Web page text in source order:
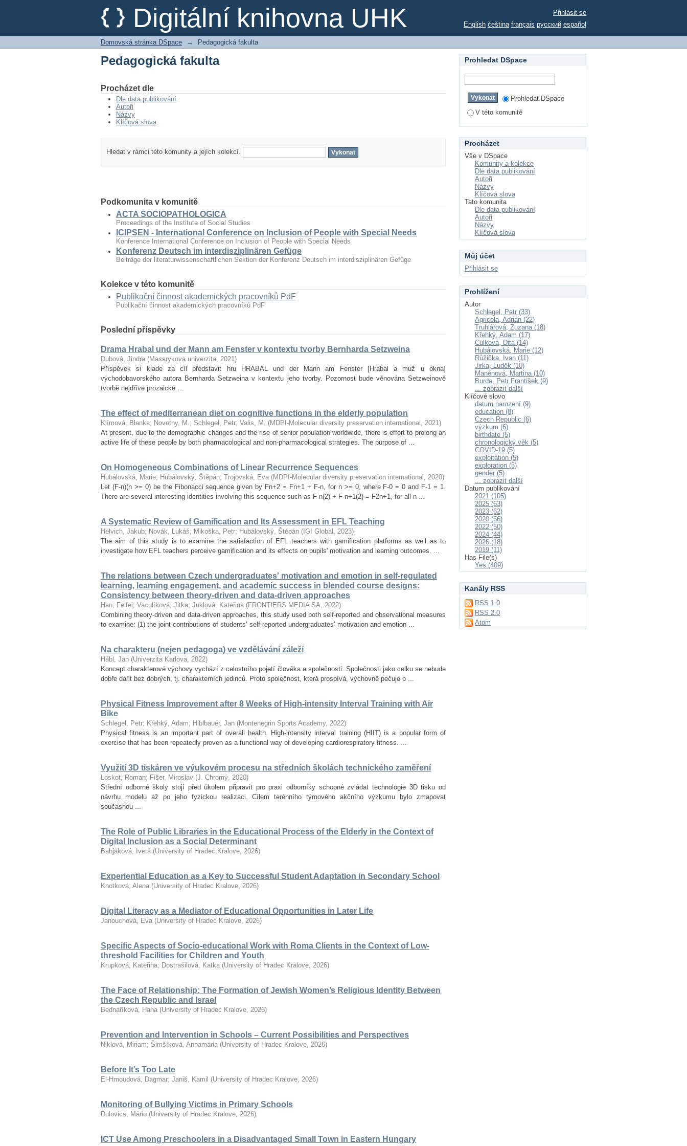
Digitální knihovna UHK
Pedagogická fakulta
Přihlásit se
English čeština français русский español
Domovská stránka DSpace → Pedagogická fakulta
Pedagogická fakulta
Procházet dle
Dle data publikování
Autoři
Názvy
Klíčová slova
Hledat v rámci této komunity a jejích kolekcí.
Podkomunita v komunitě
ACTA SOCIOPATHOLOGICA
Proceedings of the Institute of Social Studies
ICIPSEN - International Conference on Inclusion of People with Special Needs
Konference International Conference on Inclusion of People with Special Needs
Konferenz Deutsch im interdisziplinären Gefüge
Beiträge der literaturwissenschaftlichen Sektion der Konferenz Deutsch im interdisziplinären Gefüge
Kolekce v této komunitě
Publikační činnost akademických pracovníků PdF
Publikační činnost akademických pracovníků PdF
Poslední příspěvky
Drama Hrabal und der Mann am Fenster v kontextu tvorby Bernharda Setzweina
Dubová, Jindra (Masarykova univerzita, 2021)
Příspěvek si klade za cíl představit hru HRABAL und der Mann am Fenster [Hrabal a muž u okna]
východobavorského autora Bernharda Setzweina v kontextu jeho tvorby. Pozornost bude věnována Setzweinově
tvorbě nejdříve prozaické ...
The effect of mediterranean diet on cognitive functions in the elderly population
Klímová, Blanka; Novotny, M.; Schlegel, Petr; Valis, M. (MDPI-Molecular diversity preservation international , 2021)
At present, due to the demographic changes and the rise of senior population worldwide, there is effort to prolong an
active life of these people by both pharmacological and non‐pharmacological strategies. The purpose of ...
On Homogeneous Combinations of Linear Recurrence Sequences
Hubálovská, Marie; Hubálovský, Štěpán; Trojovská, Eva (MDPI-Molecular diversity preservation international , 2020)
Let (F-n)(n >= 0) be the Fibonacci sequence given by Fn+2 = Fn+1 + F-n, for n >= 0, where F-0 = 0 and F-1 = 1.
There are several interesting identities involving this sequence such as F-n(2) + F-n+1(2) = F2n+1, for all n ...
A Systematic Review of Gamification and Its Assessment in EFL Teaching
Helvich, Jakub; Novák, Lukáš; Mikoška, Petr; Hubálovský, Štěpán ( IGI Global , 2023)
The aim of this study is to examine the satisfaction of EFL teachers with gamification platforms as well as to
investigate how EFL teachers perceive gamification and its effects on pupils' motivation and learning outcomes. ...
The relations between Czech undergraduates' motivation and emotion in self-regulated
learning, learning engagement, and academic success in blended course designs:
Consistency between theory-driven and data-driven approaches
Han, Feifei; Vaculíková, Jitka; Juklová, Kateřina (FRONTIERS MEDIA SA, 2022)
Combining theory-driven and data-driven approaches, this study used both self-reported and observational measures
to examine: (1) the joint contributions of students’ self-reported undergraduates’ motivation and emotion ...
Na charakteru (nejen pedagoga) ve vzdělávání záleží
Hábl, Jan (Univerzita Karlova, 2022)
Koncept charakterové výchovy vychází z celostního pojetí člověka a společnosti. Společnosti jako celku se nebude
dobře dařit bez dobrých, tj. charakterních jedinců. Proto společnost, která prospívá, výchovně pečuje o ...
Physical Fitness Improvement after 8 Weeks of High-intensity Interval Training with Air
Bike
Schlegel, Petr; Křehký, Adam; Hiblbauer, Jan (Montenegrin Sports Academy, 2022)
Physical fitness is an important part of overall health. High-intensity interval training (HIIT) is a popular form of
exercise that has been repeatedly proven as a functional way of developing cardiorespiratory fitness. ...
Využití 3D tiskáren ve výukovém procesu na středních školách technického zaměření
Loskot, Roman; Fišer, Miroslav (J. Chromý, 2020)
Střední odborné školy stojí před úkolem připravit pro praxi odborníky schopné zvládat technologie 3D tisku od
návrhu modelu až po jeho fyzickou realizaci. Cílem terénního týmového akčního výzkumu bylo zmapovat
současnou ...
The Role of Public Libraries in the Educational Process of the Elderly in the Context of
Digital Inclusion as a Social Determinant
Babjaková, Iveta (University of Hradec Kralove, 2026)
Experiential Education as a Key to Successful Student Adaptation in Secondary School
Knotková, Alena (University of Hradec Kralove, 2026)
Digital Literacy as a Mediator of Educational Opportunities in Later Life
Janouchová, Eva (University of Hradec Kralove, 2026)
Specific Aspects of Socio-educational Work with Roma Clients in the Context of Low-
threshold Facilities for Children and Youth
Krupková, Kateřina; Dostrašilová, Katka (University of Hradec Kralove, 2026)
The Face of Relationship: The Formation of Jewish Women’s Religious Identity Between
the Czech Republic and Israel
Bednaříková, Hana (University of Hradec Kralove, 2026)
Prevention and Intervention in Schools – Current Possibilities and Perspectives
Niklová, Miriam; Šimšíková, Annamária (University of Hradec Kralove, 2026)
Before It’s Too Late
El-Hmoudová, Dagmar; Janiš, Kamil (University of Hradec Kralove, 2026)
Monitoring of Bullying Victims in Primary Schools
Dulovics, Mário (University of Hradec Kralove, 2026)
ICT Use Among Preschoolers in a Disadvantaged Small Town in Eastern Hungary
Prohledat DSpace
Prohledat DSpace
V této komunitě
Procházet
Vše v DSpace
Komunity a kolekce
Dle data publikování
Autoři
Názvy
Klíčová slova
Tato komunita
Dle data publikování
Autoři
Názvy
Klíčová slova
Můj účet
Přihlásit se
Prohlížení
Autor
Schlegel, Petr (33)
Agricola, Adrián (22)
Truhlářová, Zuzana (18)
Křehký, Adam (17)
Culková, Dita (14)
Hubálovská, Marie (12)
Růžička, Ivan (11)
Jirka, Luděk (10)
Maněnová, Martina (10)
Burda, Petr František (9)
... zobrazit další
Klíčové slovo
datum narození (9)
education (8)
Czech Republic (6)
výzkum (6)
birthdate (5)
chronologický věk (5)
COVID-19 (5)
exploitation (5)
exploration (5)
gender (5)
... zobrazit další
Datum publikování
2021 (105)
2025 (63)
2023 (62)
2020 (56)
2022 (50)
2024 (44)
2026 (18)
2019 (11)
Has File(s)
Yes (409)
Kanály RSS
RSS 1.0
RSS 2.0
Atom